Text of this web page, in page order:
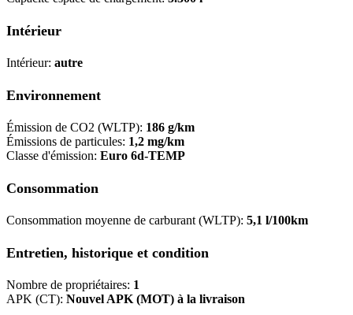
Intérieur
Intérieur: autre
Environnement
Émission de CO2 (WLTP): 186 g/km
Émissions de particules: 1,2 mg/km
Classe d'émission: Euro 6d-TEMP
Consommation
Consommation moyenne de carburant (WLTP): 5,1 l/100km
Entretien, historique et condition
Nombre de propriétaires: 1
APK (CT): Nouvel APK (MOT) à la livraison